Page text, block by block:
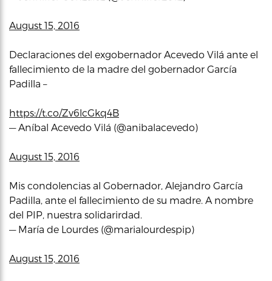
August 15, 2016
Declaraciones del exgobernador Acevedo Vilá ante el
fallecimiento de la madre del gobernador García
Padilla –
https://t.co/Zv6lcGkq4B
— Aníbal Acevedo Vilá (@anibalacevedo)
August 15, 2016
Mis condolencias al Gobernador, Alejandro García
Padilla, ante el fallecimiento de su madre. A nombre
del PIP, nuestra solidarirdad.
— María de Lourdes (@marialourdespip)
August 15, 2016